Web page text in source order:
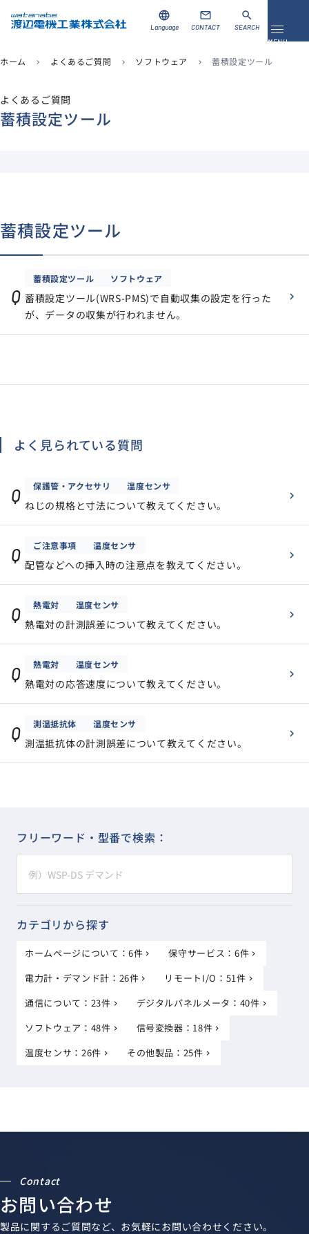
メニュ
MENU
製品を探す
サポート
当社について
企業情報
サイトマップ
language
Language
mail
CONTACT
search
SEARCH
ホーム chevron_right よくあるご質問 chevron_right ソフトウェア chevron_right 蓄積設定ツール
よくあるご質問
蓄積設定ツール
蓄積設定ツール
Q
蓄積設定ツール ソフトウェア
蓄積設定ツール(WRS-PMS)で自動収集の設定を行った
が、データの収集が行われません。
よく見られている質問
Q 保護管・アクセサリ 温度センサ
ねじの規格と寸法について教えてください。
Q ご注意事項 温度センサ
配管などへの挿入時の注意点を教えてください。
Q 熱電対 温度センサ
熱電対の計測誤差について教えてください。
Q 熱電対 温度センサ
熱電対の応答速度について教えてください。
Q 測温抵抗体 温度センサ
測温抵抗体の計測誤差について教えてください。
フリーワード・型番で検索：
e
カテゴリから探す
ホームページについて：6件
保守サービス：6件
電力計・デマンド計：26件
リモートI/O：51件
通信について：23件
デジタルパネルメータ：40件
ソフトウェア：48件
信号変換器：18件
温度センサ：26件
その他製品：25件
Contact
お問い合わせ
製品に関するご質問など、お気軽にお問い合わせください。